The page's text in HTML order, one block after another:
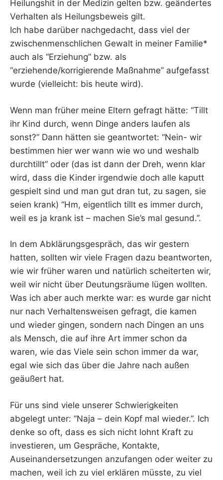
Heilungshit in der Medizin gelten bzw. geändertes
Verhalten als Heilungsbeweis gilt.
Ich habe darüber nachgedacht, dass viel der
zwischenmenschlichen Gewalt in meiner Familie*
auch als “Erziehung” bzw. als
“erziehende/korrigierende Maßnahme” aufgefasst
wurde (vielleicht: bis heute wird).
Wenn man früher meine Eltern gefragt hätte: “Tillt
ihr Kind durch, wenn Dinge anders laufen als
sonst?” Dann hätten sie geantwortet: “Nein- wir
bestimmen hier wer wann wie wo und weshalb
durchtillt” oder (das ist dann der Dreh, wenn klar
wird, dass die Kinder irgendwie doch alle kaputt
gespielt sind und man gut dran tut, zu sagen, sie
seien krank) “Hm, eigentlich tillt es immer durch,
weil es ja krank ist – machen Sie’s mal gesund.”.
In dem Abklärungsgespräch, das wir gestern
hatten, sollten wir viele Fragen dazu beantworten,
wie wir früher waren und natürlich scheiterten wir,
weil wir nicht über Deutungsräume lügen wollten.
Was ich aber auch merkte war: es wurde gar nicht
nur nach Verhaltensweisen gefragt, die kamen
und wieder gingen, sondern nach Dingen an uns
als Mensch, die auf ihre Art immer schon da
waren, wie das Viele sein schon immer da war,
egal wie sich das über die Jahre nach außen
geäußert hat.
Für uns sind viele unserer Schwierigkeiten
abgelegt unter: “Naja – dein Kopf mal wieder.”. Ich
denke so oft, dass es sich nicht lohnt Kraft zu
investieren, um Gespräche, Kontakte,
Auseinandersetzungen anzufangen oder weiter zu
machen, weil ich zu viel erklären müsste, zu viel